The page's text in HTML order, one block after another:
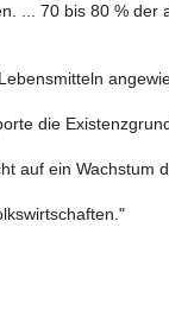
... 70 bis 80 % der
die
auf ein Wachstum